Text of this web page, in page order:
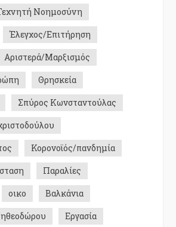
Νοημοσύνη
Έλεγχος/Επιτήρηση
Αριστερά/Μαρξισμός
Θρησκεία
Σπύρος Κωνσταντούλας
Κορονοϊός/πανδημία
Παραλίες
οικο
Βαλκάνια
Εργασία